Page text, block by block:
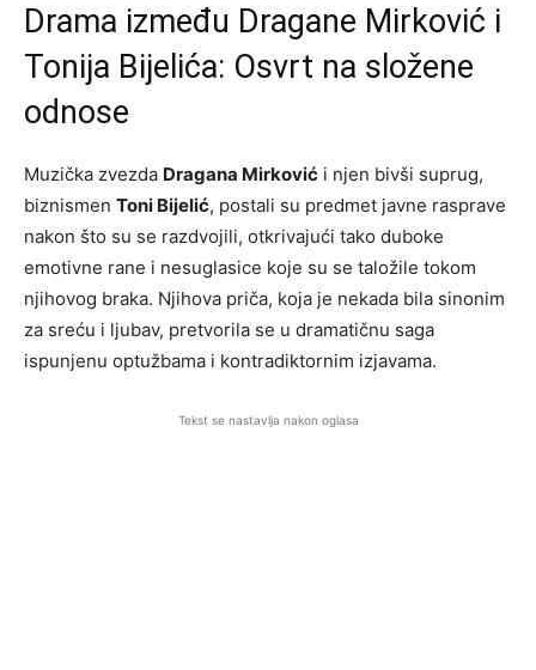
Drama između Dragane Mirković i
Tonija Bijelića: Osvrt na složene
odnose
Muzička zvezda Dragana Mirković i njen bivši suprug,
biznismen Toni Bijelić, postali su predmet javne rasprave
nakon što su se razdvojili, otkrivajući tako duboke
emotivne rane i nesuglasice koje su se taložile tokom
njihovog braka. Njihova priča, koja je nekada bila sinonim
za sreću i ljubav, pretvorila se u dramatičnu saga
ispunjenu optužbama i kontradiktornim izjavama.
Tekst se nastavlja nakon oglasa